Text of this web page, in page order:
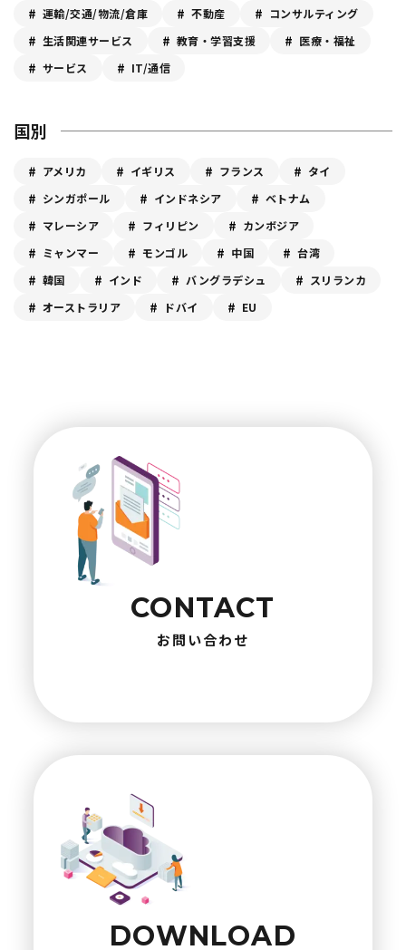
運輸/交通/物流/倉庫
不動産
コンサルティング
生活関連サービス
教育・学習支援
医療・福祉
サービス
IT/通信
国別
アメリカ イギリス フランス
タイ
シンガポール
インドネシア
ベトナム
マレーシア
フィリピン
カンボジア
ミャンマー
モンゴル 中国
台湾
韓国
インド バングラデシュ
スリランカ
オーストラリア
ドバイ EU
CONTACT
お問い合わせ
DOWNLOAD